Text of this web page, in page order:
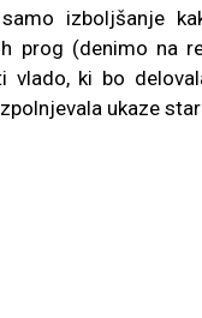
izboljšanje
prog (denimo na
vlado, ki bo
ukaze